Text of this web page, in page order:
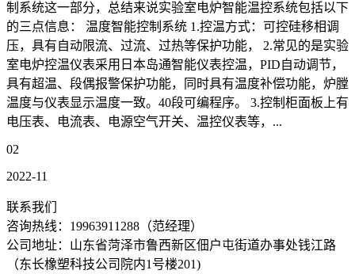
制系统这一部分，总结来说实验室电炉智能温控系统包括以下
的三点信息： 温度智能控制系统 1.控温方式：可控硅移相调
压，具有自动限流、过流、过热等保护功能， 2.常见的是实验
室电炉控温仪表采用日本岛通智能仪表控温，PID自动调节，
具有超温、段偶报警保护功能，同时具有温度补偿功能，炉膛
温度与仪表显示温度一致。40段可编程序。 3.控制柜面板上有
电压表、电流表、电源空气开关、温控仪表等，...
02
2022-11
联系我们
咨询热线： 19963911288 （范经理）
公司地址：山东省菏泽市鲁西新区佃户屯街道办事处钱江路
（东长橡塑科技公司院内1号楼201)